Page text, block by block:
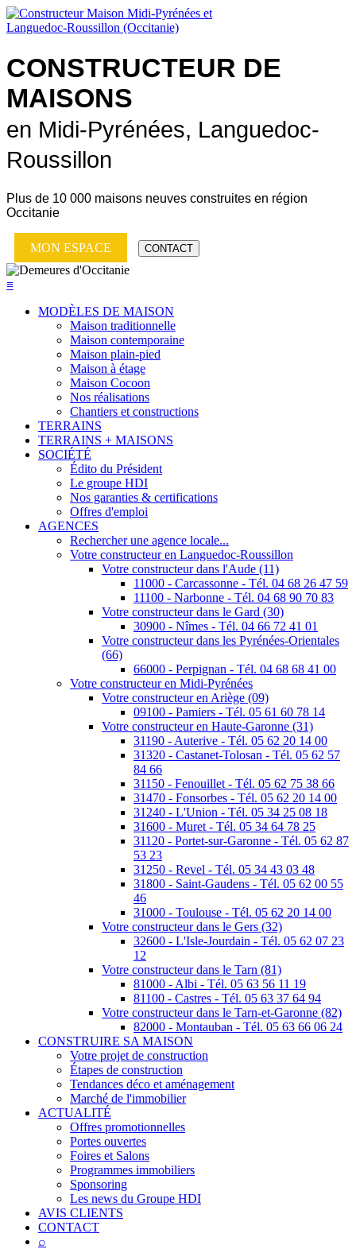
CONSTRUCTEUR DE
MAISONS
en Midi-Pyrénées, Languedoc-
Roussillon
Plus de 10 000 maisons neuves construites en région
Occitanie
MON ESPACE CONTACT
≡
MODÈLES DE MAISON
Maison traditionnelle
Maison contemporaine
Maison plain-pied
Maison à étage
Maison Cocoon
Nos réalisations
Chantiers et constructions
TERRAINS
TERRAINS + MAISONS
SOCIÉTÉ
Édito du Président
Le groupe HDI
Nos garanties & certifications
Offres d'emploi
AGENCES
Rechercher une agence locale...
Votre constructeur en Languedoc-Roussillon
Votre constructeur dans l'Aude (11)
11000 - Carcassonne - Tél. 04 68 26 47 59
11100 - Narbonne - Tél. 04 68 90 70 83
Votre constructeur dans le Gard (30)
30900 - Nîmes - Tél. 04 66 72 41 01
Votre constructeur dans les Pyrénées-Orientales
(66)
66000 - Perpignan - Tél. 04 68 68 41 00
Votre constructeur en Midi-Pyrénées
Votre constructeur en Ariège (09)
09100 - Pamiers - Tél. 05 61 60 78 14
Votre constructeur en Haute-Garonne (31)
31190 - Auterive - Tél. 05 62 20 14 00
31320 - Castanet-Tolosan - Tél. 05 62 57
84 66
31150 - Fenouillet - Tél. 05 62 75 38 66
31470 - Fonsorbes - Tél. 05 62 20 14 00
31240 - L'Union - Tél. 05 34 25 08 18
31600 - Muret - Tél. 05 34 64 78 25
31120 - Portet-sur-Garonne - Tél. 05 62 87
53 23
31250 - Revel - Tél. 05 34 43 03 48
31800 - Saint-Gaudens - Tél. 05 62 00 55
46
31000 - Toulouse - Tél. 05 62 20 14 00
Votre constructeur dans le Gers (32)
32600 - L'Isle-Jourdain - Tél. 05 62 07 23
12
Votre constructeur dans le Tarn (81)
81000 - Albi - Tél. 05 63 56 11 19
81100 - Castres - Tél. 05 63 37 64 94
Votre constructeur dans le Tarn-et-Garonne (82)
82000 - Montauban - Tél. 05 63 66 06 24
CONSTRUIRE SA MAISON
Votre projet de construction
Étapes de construction
Tendances déco et aménagement
Marché de l'immobilier
ACTUALITÉ
Offres promotionnelles
Portes ouvertes
Foires et Salons
Programmes immobiliers
Sponsoring
Les news du Groupe HDI
AVIS CLIENTS
CONTACT
⌕